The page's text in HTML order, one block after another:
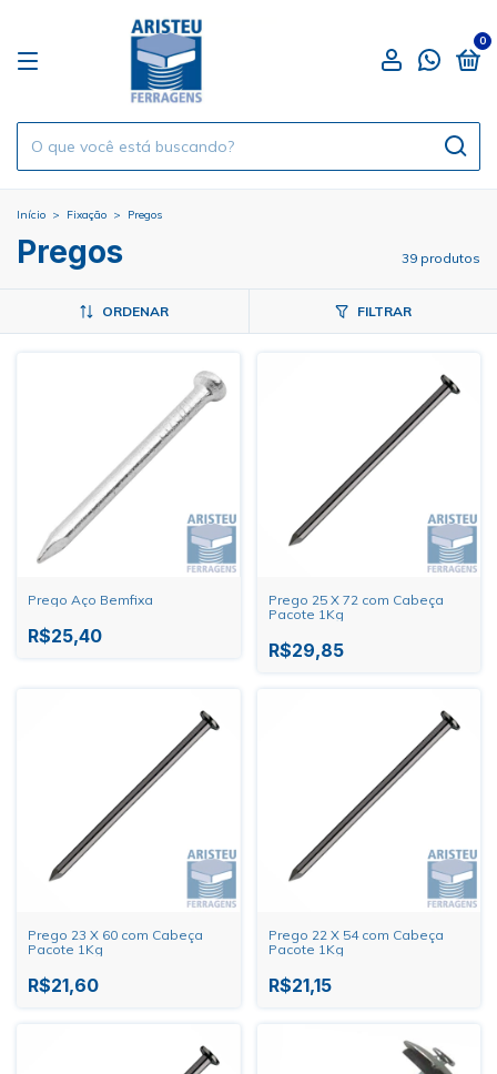
0
Início > Fixação > Pregos
Pregos 39 produtos
ORDENAR FILTRAR
Prego Aço Bemfixa
R$25,40
Prego 25 X 72 com Cabeça
Pacote 1Kg
R$29,85
Prego 23 X 60 com Cabeça
Pacote 1Kg
R$21,60
Prego 22 X 54 com Cabeça
Pacote 1Kg
R$21,15